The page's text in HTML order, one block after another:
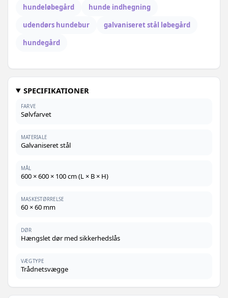
hundeløbegård
hunde indhegning
udendørs hundebur
galvaniseret stål løbegård
hundegård
SPECIFIKATIONER
FARVE
Sølvfarvet
MATERIALE
Galvaniseret stål
MÅL
600 × 600 × 100 cm (L × B × H)
MASKESTØRRELSE
60 × 60 mm
DØR
Hængslet dør med sikkerhedslås
VÆGTYPE
Trådnetsvægge